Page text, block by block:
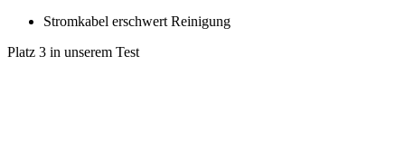
Stromkabel erschwert Reinigung
Platz 3 in unserem Test